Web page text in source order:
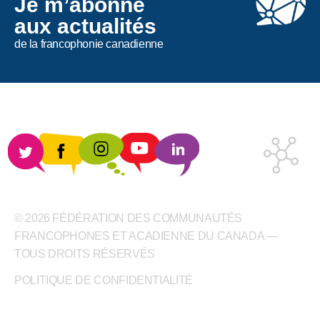
aux actualités
de la francophonie canadienne
© 2026 FÉDÉRATION DES COMMUNAUTÉS
FRANCOPHONES ET ACADIENNE DU CANADA —
TOUS DROITS RÉSERVÉS
POLITIQUE DE CONFIDENTIALITÉ